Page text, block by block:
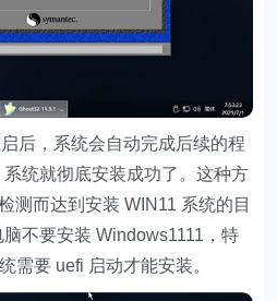
，系统会自动完成后续的程
统就彻底安装成功了。这种方
测而达到安装 WIN11 系统的目
不要安装 Windows1111，特
需要 uefi 启动才能安装。